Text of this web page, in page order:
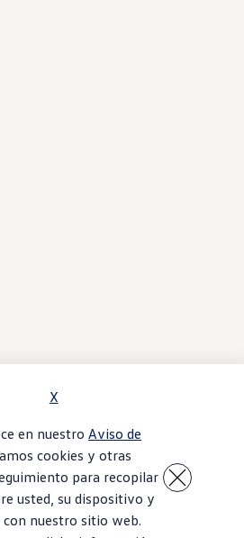
X
en nuestro Aviso de
cookies y otras
para recopilar
usted, su dispositivo y
nuestro sitio web.